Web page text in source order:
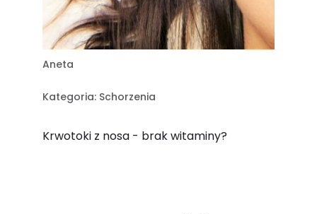
Aneta
Kategoria: Schorzenia
Krwotoki z nosa - brak witaminy?